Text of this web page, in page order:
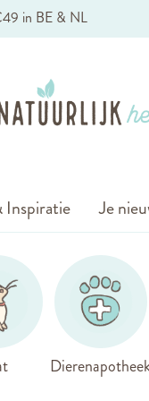
in BE & NL
Inspiratie Je